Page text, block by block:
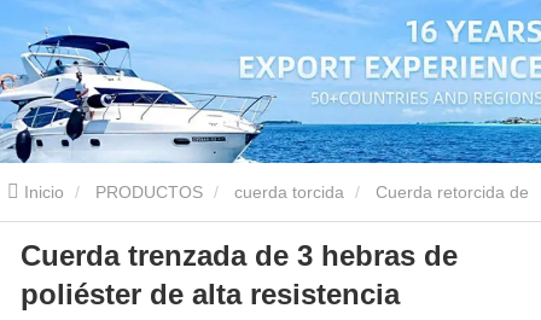
Inicio PRODUCTOS cuerda torcida Cuerda retorcida de
poliéster Cuerda trenzada de 3 hebras de poliéster de alta
resistencia
Cuerda trenzada de 3 hebras de
poliéster de alta resistencia